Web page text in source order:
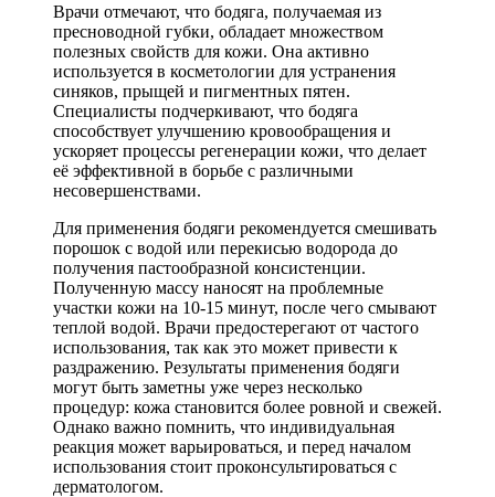
Врачи отмечают, что бодяга, получаемая из
пресноводной губки, обладает множеством
полезных свойств для кожи. Она активно
используется в косметологии для устранения
синяков, прыщей и пигментных пятен.
Специалисты подчеркивают, что бодяга
способствует улучшению кровообращения и
ускоряет процессы регенерации кожи, что делает
её эффективной в борьбе с различными
несовершенствами.
Для применения бодяги рекомендуется смешивать
порошок с водой или перекисью водорода до
получения пастообразной консистенции.
Полученную массу наносят на проблемные
участки кожи на 10-15 минут, после чего смывают
теплой водой. Врачи предостерегают от частого
использования, так как это может привести к
раздражению. Результаты применения бодяги
могут быть заметны уже через несколько
процедур: кожа становится более ровной и свежей.
Однако важно помнить, что индивидуальная
реакция может варьироваться, и перед началом
использования стоит проконсультироваться с
дерматологом.